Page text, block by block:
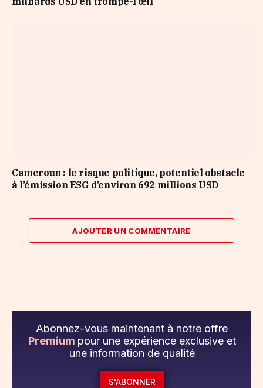
Cameroun : le risque politique, potentiel obstacle
à l’émission ESG d’environ 692 millions USD
AJOUTER UN COMMENTAIRE
Abonnez-vous maintenant à notre offre
Premium pour une expérience exclusive et
une information de qualité
S'ABONNER